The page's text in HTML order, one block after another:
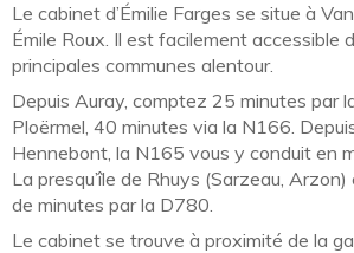
Le cabinet d’Émilie Farges se situe à
Émile Roux. Il est facilement accessible
principales communes alentour.
Depuis Auray, comptez 25 minutes par
Ploërmel, 40 minutes via la N166.
Hennebont, la N165 vous y conduit en
La presqu’île de Rhuys (Sarzeau,
de minutes par la D780.
Le cabinet se trouve à proximité de la